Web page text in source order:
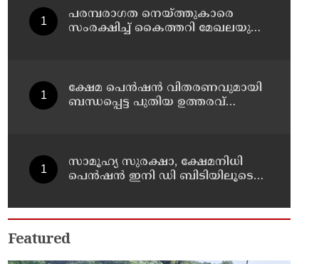
പരമ്പരാഗത നെയ്ത്തുകാരെ
സംരക്ഷിച്ച് കൈത്തറി മേഖലയുടെ
ക്ഷേമ പെൻഷൻ വിതരണവുമായി
ബന്ധപ്പെട്ട പുതിയ ഉത്തരവ്
ബാലഗോപാൽ
സാമൂഹ്യ സുരക്ഷാ, ക്ഷേമനിധി
പെൻഷൻ ഇനി ഡി ബിടിയിലൂടെ
Featured